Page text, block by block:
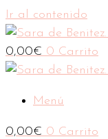
Ir al contenido
0,00€ 0 Carrito
Menú
0,00€ 0 Carrito